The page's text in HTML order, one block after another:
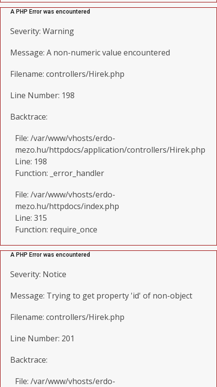
A PHP Error was encountered
Severity: Warning
Message: A non-numeric value encountered
Filename: controllers/Hirek.php
Line Number: 198
Backtrace:
File: /var/www/vhosts/erdo-
mezo.hu/httpdocs/application/controllers/Hirek.php
Line: 198
Function: _error_handler
File: /var/www/vhosts/erdo-
mezo.hu/httpdocs/index.php
Line: 315
Function: require_once
A PHP Error was encountered
Severity: Notice
Message: Trying to get property 'id' of non-object
Filename: controllers/Hirek.php
Line Number: 201
Backtrace:
File: /var/www/vhosts/erdo-